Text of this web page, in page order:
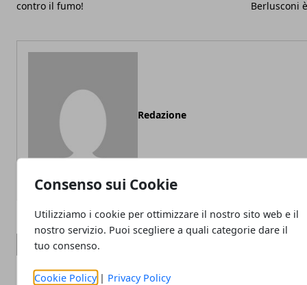
Consenso sui Cookie
Utilizziamo i cookie per ottimizzare il nostro sito web e il
nostro servizio. Puoi scegliere a quali categorie dare il
tuo consenso.
Cookie Policy | Privacy Policy
contro il fumo! Berlusconi
Redazione
ARTICOLI CORRELATI